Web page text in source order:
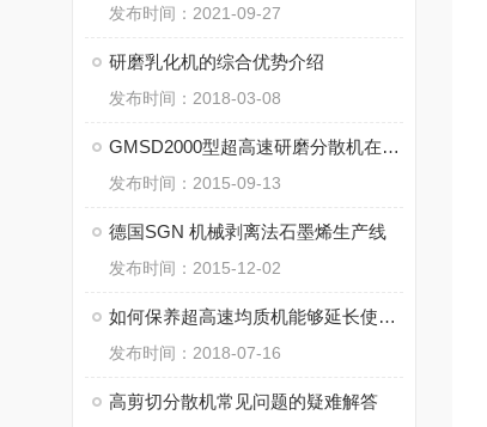
发布时间：2021-09-27
研磨乳化机的综合优势介绍
发布时间：2018-03-08
GMSD2000型超高速研磨分散机在石墨烯改性润滑油中的应用
发布时间：2015-09-13
德国SGN 机械剥离法石墨烯生产线
发布时间：2015-12-02
如何保养超高速均质机能够延长使用周期
发布时间：2018-07-16
高剪切分散机常见问题的疑难解答